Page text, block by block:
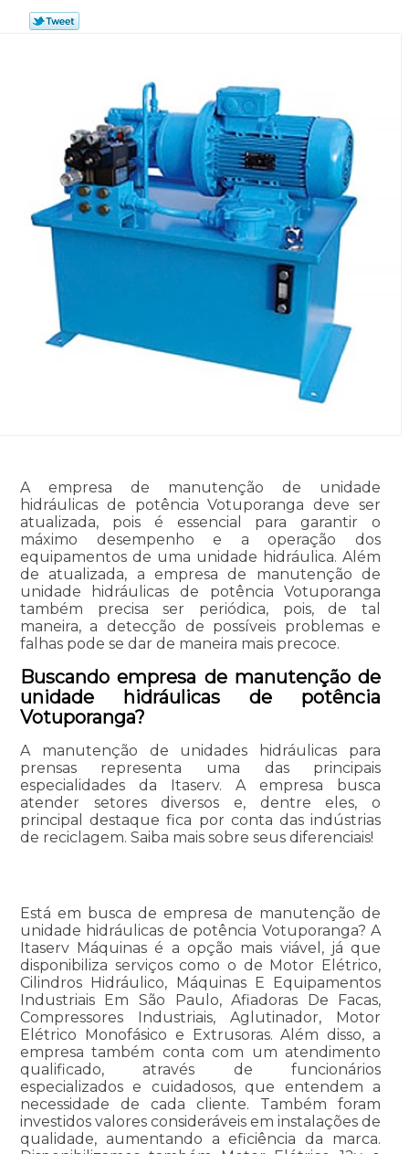
A empresa de manutenção de unidade
hidráulicas de potência Votuporanga deve ser
atualizada, pois é essencial para garantir o
máximo desempenho e a operação dos
equipamentos de uma unidade hidráulica. Além
de atualizada, a empresa de manutenção de
unidade hidráulicas de potência Votuporanga
também precisa ser periódica, pois, de tal
maneira, a detecção de possíveis problemas e
falhas pode se dar de maneira mais precoce.
Buscando empresa de manutenção de
unidade hidráulicas de potência
Votuporanga?
A manutenção de unidades hidráulicas para
prensas representa uma das principais
especialidades da Itaserv. A empresa busca
atender setores diversos e, dentre eles, o
principal destaque fica por conta das indústrias
de reciclagem. Saiba mais sobre seus diferenciais!
Está em busca de empresa de manutenção de
unidade hidráulicas de potência Votuporanga? A
Itaserv Máquinas é a opção mais viável, já que
disponibiliza serviços como o de Motor Elétrico,
Cilindros Hidráulico, Máquinas E Equipamentos
Industriais Em São Paulo, Afiadoras De Facas,
Compressores Industriais, Aglutinador, Motor
Elétrico Monofásico e Extrusoras. Além disso, a
empresa também conta com um atendimento
qualificado, através de funcionários
especializados e cuidadosos, que entendem a
necessidade de cada cliente. Também foram
investidos valores consideráveis em instalações de
qualidade, aumentando a eficiência da marca.